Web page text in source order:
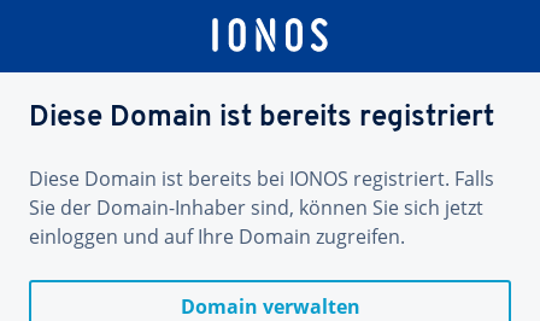
Diese Domain ist bereits registriert
Diese Domain ist bereits bei IONOS registriert. Falls
Sie der Domain-Inhaber sind, können Sie sich jetzt
einloggen und auf Ihre Domain zugreifen.
Domain verwalten